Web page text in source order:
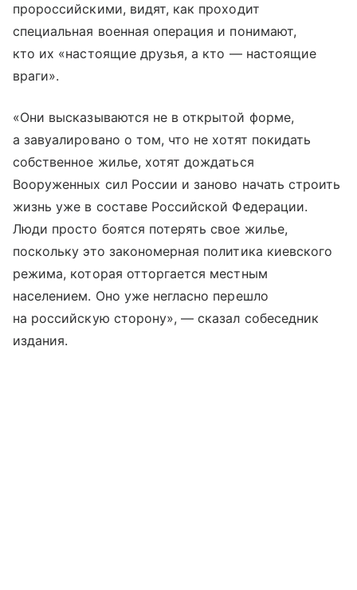
пророссийскими, видят, как проходит
специальная военная операция и понимают,
кто их «настоящие друзья, а кто — настоящие
враги».
«Они высказываются не в открытой форме,
а завуалировано о том, что не хотят покидать
собственное жилье, хотят дождаться
Вооруженных сил России и заново начать строить
жизнь уже в составе Российской Федерации.
Люди просто боятся потерять свое жилье,
поскольку это закономерная политика киевского
режима, которая отторгается местным
населением. Оно уже негласно перешло
на российскую сторону», — сказал собеседник
издания.